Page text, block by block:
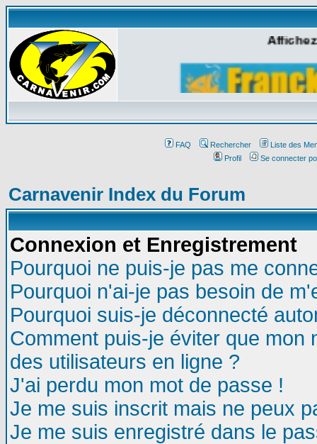
FAQ Rechercher
Liste des
Profil
Se connecter
Carnavenir Index du Forum
Connexion et Enregistrement
Pourquoi ne puis-je pas me
Pourquoi n'ai-je pas besoin de
Pourquoi suis-je déconnecté
Comment puis-je éviter que mon
des utilisateurs en ligne ?
J'ai perdu mon mot de passe !
Je me suis inscrit mais ne peux
Je me suis enregistré dans le